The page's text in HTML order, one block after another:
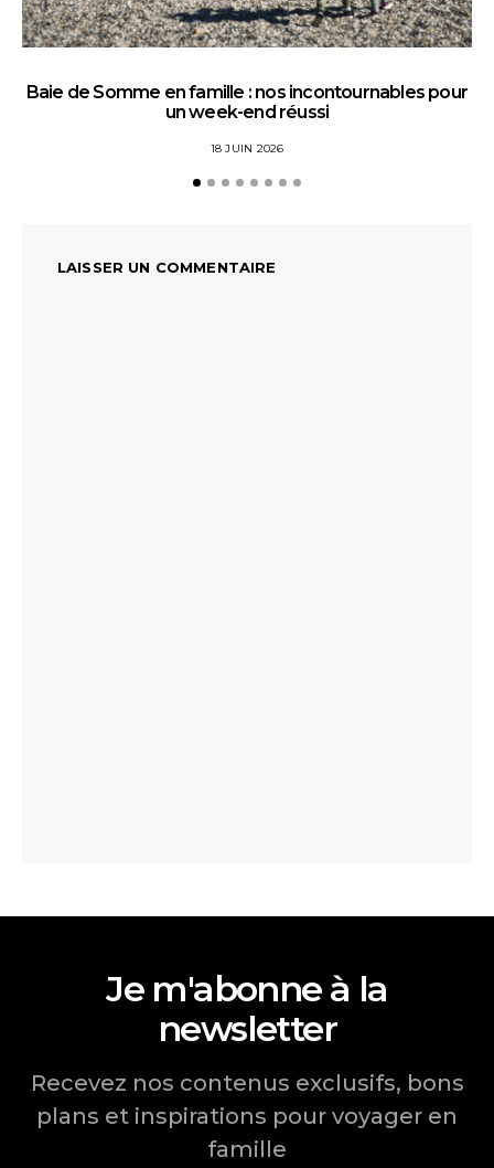
Baie de Somme en famille : nos incontournables pour
un week-end réussi
18 JUIN 2026
LAISSER UN COMMENTAIRE
Je m'abonne à la
newsletter
Recevez nos contenus exclusifs, bons
plans et inspirations pour voyager en
famille